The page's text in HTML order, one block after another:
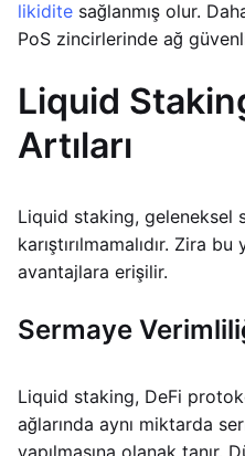
likidite sağlanmış olur.
PoS zincirlerinde ağ
Liquid
Artıları
Liquid staking, geleneksel
karıştırılmamalıdır. Zira
avantajlara erişilir.
Sermaye
Liquid staking, DeFi
ağlarında aynı miktarda
yapılmasına olanak tanır.